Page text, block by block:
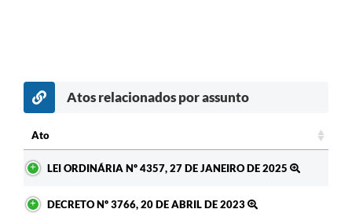
Atos relacionados por assunto
Ato
LEI ORDINÁRIA Nº 4357, 27 DE JANEIRO DE 2025
DECRETO Nº 3766, 20 DE ABRIL DE 2023